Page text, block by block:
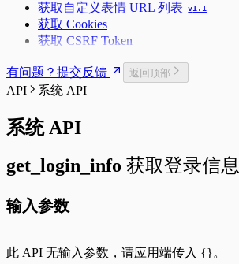
获取自定义表情 URL 列表 v1.1
获取 Cookies
获取 CSRF Token
有问题？提交反馈 返回顶部
API 系统 API
系统 API
get_login_info 获取登录信息
输入参数
此 API 无输入参数，请应用端传入 {}。